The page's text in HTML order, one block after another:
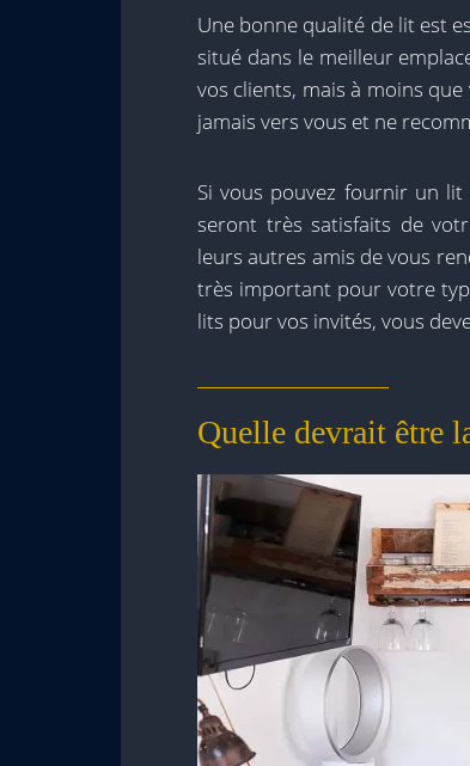
Une bonne qualité de lit est
situé dans le meilleur
vos clients, mais à moins
jamais vers vous et ne
Si vous pouvez fournir un
seront très satisfaits de
leurs autres amis de vous
très important pour votre
lits pour vos invités, vous
Quelle devrait être